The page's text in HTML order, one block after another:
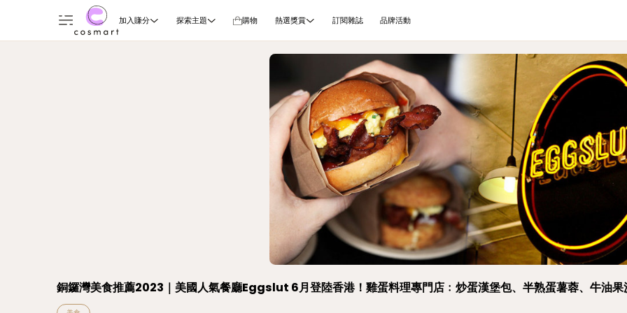
加入賺分 探索主題 購物 熱選獎賞 訂閱雜誌 品牌活動
銅鑼灣美食推薦2023｜美國人氣餐廳Eggslut 6月登陸香港！雞蛋料理專門店﹕炒蛋漢堡包、半熟蛋薯蓉、牛油果